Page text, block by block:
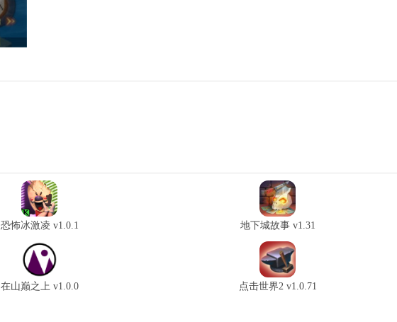
恐怖冰激凌 v1.0.1 地下城故事 v1.31
在山巅之上 v1.0.0 点击世界2 v1.0.71